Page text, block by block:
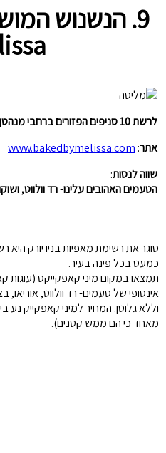
9. הנשנוש
לרשת 10 סניפים הפזורים ברחבי מנהטן
אתר:
www.bakedbymelissa.com
שווה לנסות:
הטעמים האהובים עלינו- רד וולווט,
סוגר את רשימת מאפיות בניו יורק
כמעט בכל פינה בעיר.
תמצאו במקום מיני קאפקייקס (עוגות
אינסופי של טעמים- רד וולווט, אוריאו,
מאחד כי הם ממש קטנים).